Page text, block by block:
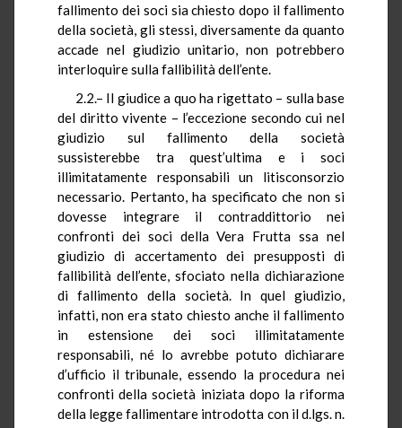
fallimento dei soci sia chiesto dopo il fallimento
della società, gli stessi, diversamente da quanto
accade nel giudizio unitario, non potrebbero
interloquire sulla fallibilità dell’ente.
2.2.– Il giudice a quo ha rigettato – sulla base
del diritto vivente – l’eccezione secondo cui nel
giudizio sul fallimento della società
sussisterebbe tra quest’ultima e i soci
illimitatamente responsabili un litisconsorzio
necessario. Pertanto, ha specificato che non si
dovesse integrare il contraddittorio nei
confronti dei soci della Vera Frutta ssa nel
giudizio di accertamento dei presupposti di
fallibilità dell’ente, sfociato nella dichiarazione
di fallimento della società. In quel giudizio,
infatti, non era stato chiesto anche il fallimento
in estensione dei soci illimitatamente
responsabili, né lo avrebbe potuto dichiarare
d’ufficio il tribunale, essendo la procedura nei
confronti della società iniziata dopo la riforma
della legge fallimentare introdotta con il d.lgs. n.